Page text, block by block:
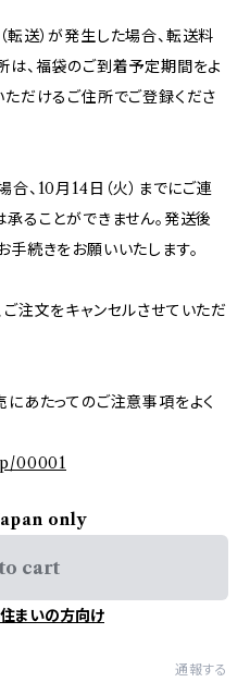
送）が発生した場合、転送料
は、福袋のご到着予定期間をよ
だけるご住所でご登録くださ
、10月14日（火）までにご連
ることができません。発送後
続きをお願いいたします。
注文をキャンセルさせていただ
あたってのご注意事項をよく
00001
only
cart
まいの方向け
通報する